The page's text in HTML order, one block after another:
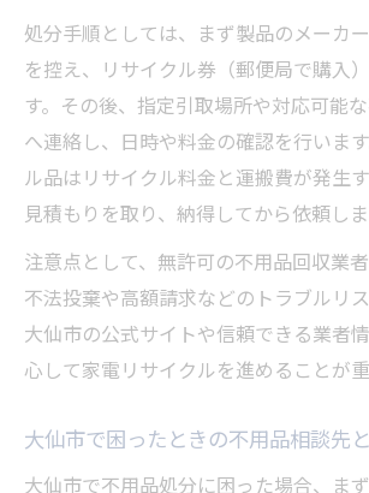
処分手順としては、まず製品のメーカ
を控え、リサイクル券（郵便局で購入
す。その後、指定引取場所や対応可能
へ連絡し、日時や料金の確認を行いま
ル品はリサイクル料金と運搬費が発生
見積もりを取り、納得してから依頼しま
注意点として、無許可の不用品回収業者
不法投棄や高額請求などのトラブルリス
大仙市の公式サイトや信頼できる業者
心して家電リサイクルを進めることが重
大仙市で困ったときの不用品相談先
大仙市で不用品処分に困った場合、ま